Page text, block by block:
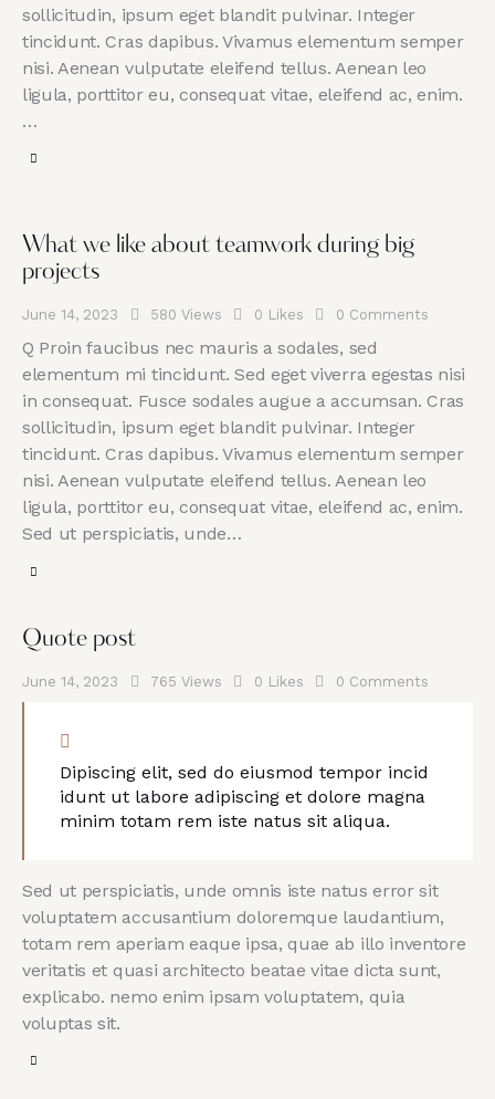
sollicitudin, ipsum eget blandit pulvinar. Integer
tincidunt. Cras dapibus. Vivamus elementum semper
nisi. Aenean vulputate eleifend tellus. Aenean leo
ligula, porttitor eu, consequat vitae, eleifend ac, enim.
…
What we like about teamwork during big
projects
June 14, 2023 580 Views 0 Likes 0 Comments
Q Proin faucibus nec mauris a sodales, sed
elementum mi tincidunt. Sed eget viverra egestas nisi
in consequat. Fusce sodales augue a accumsan. Cras
sollicitudin, ipsum eget blandit pulvinar. Integer
tincidunt. Cras dapibus. Vivamus elementum semper
nisi. Aenean vulputate eleifend tellus. Aenean leo
ligula, porttitor eu, consequat vitae, eleifend ac, enim.
Sed ut perspiciatis, unde…
Quote post
June 14, 2023 765 Views 0 Likes 0 Comments
Dipiscing elit, sed do eiusmod tempor incid
idunt ut labore adipiscing et dolore magna
minim totam rem iste natus sit aliqua.
Sed ut perspiciatis, unde omnis iste natus error sit
voluptatem accusantium doloremque laudantium,
totam rem aperiam eaque ipsa, quae ab illo inventore
veritatis et quasi architecto beatae vitae dicta sunt,
explicabo. nemo enim ipsam voluptatem, quia
voluptas sit.